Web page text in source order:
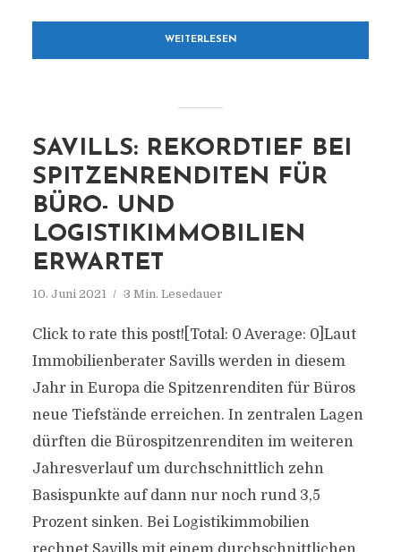
WEITERLESEN
SAVILLS: REKORDTIEF BEI
SPITZENRENDITEN FÜR
BÜRO- UND
LOGISTIKIMMOBILIEN
ERWARTET
10. Juni 2021 3 Min. Lesedauer
Click to rate this post![Total: 0 Average: 0]Laut
Immobilienberater Savills werden in diesem
Jahr in Europa die Spitzenrenditen für Büros
neue Tiefstände erreichen. In zentralen Lagen
dürften die Bürospitzenrenditen im weiteren
Jahresverlauf um durchschnittlich zehn
Basispunkte auf dann nur noch rund 3,5
Prozent sinken. Bei Logistikimmobilien